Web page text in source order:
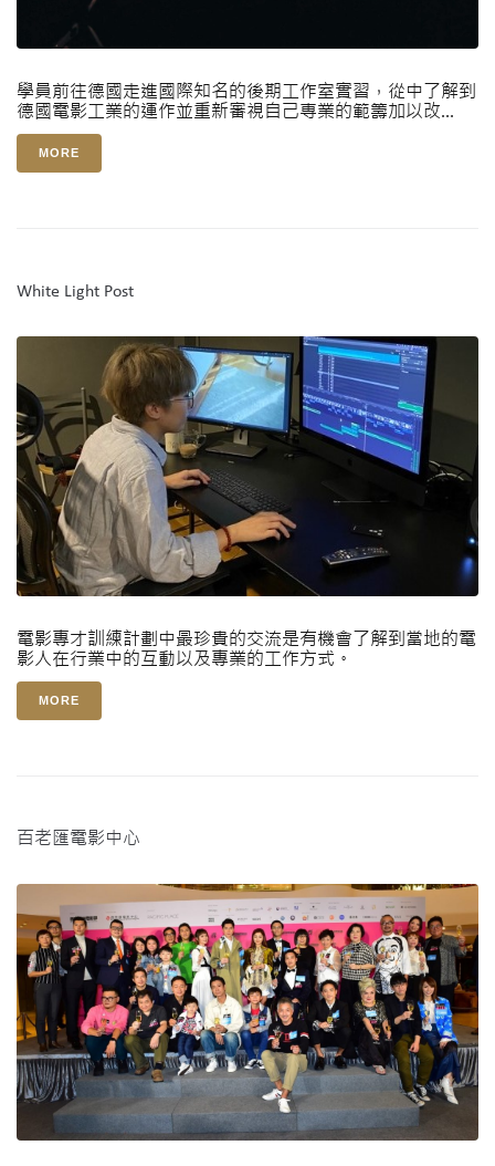
學員前往德國走進國際知名的後期工作室實習，從中了解到
德國電影工業的運作並重新審視自己専業的範籌加以改...
MORE
White Light Post
電影專才訓練計劃中最珍貴的交流是有機會了解到當地的電
影人在行業中的互動以及專業的工作方式。
MORE
百老匯電影中心